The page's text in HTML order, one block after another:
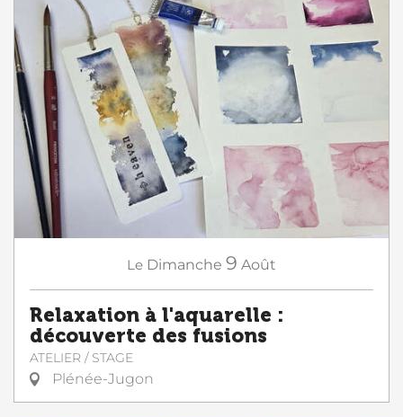
Le Dimanche 9 Août
Relaxation à l'aquarelle :
découverte des fusions
ATELIER / STAGE
Plénée-Jugon